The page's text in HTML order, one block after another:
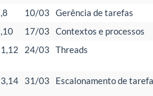
10/03 Gerência de tarefas
17/03 Contextos e processos
24/03 Threads
31/03 Escalonamento de